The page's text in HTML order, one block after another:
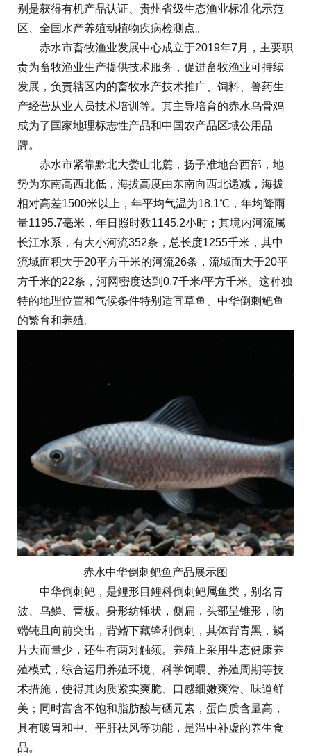
别是获得有机产品认证、贵州省级生态渔业标准化示范
区、全国水产养殖动植物疾病检测点。
赤水市畜牧渔业发展中心成立于2019年7月，主要职
责为畜牧渔业生产提供技术服务，促进畜牧渔业可持续
发展，负责辖区内的畜牧水产技术推广、饲料、兽药生
产经营从业人员技术培训等。其主导培育的赤水乌骨鸡
成为了国家地理标志性产品和中国农产品区域公用品
牌。
赤水市紧靠黔北大娄山北麓，扬子准地台西部，地
势为东南高西北低，海拔高度由东南向西北递减，海拔
相对高差1500米以上，年平均气温为18.1℃，年均降雨
量1195.7毫米，年日照时数1145.2小时；其境内河流属
长江水系，有大小河流352条，总长度1255千米，其中
流域面积大于20平方千米的河流26条，流域面大于20平
方千米的22条，河网密度达到0.7千米/平方千米。这种独
特的地理位置和气候条件特别适宜草鱼、中华倒刺鲃鱼
的繁育和养殖。
赤水中华倒刺鲃鱼产品展示图
中华倒刺鲃，是鲤形目鲤科倒刺鲃属鱼类，别名青
波、乌鳞、青板。身形纺锤状，侧扁，头部呈锥形，吻
端钝且向前突出，背鳍下藏锋利倒刺，其体背青黑，鳞
片大而量少，还生有两对触须。养殖上采用生态健康养
殖模式，综合运用养殖环境、科学饲喂、养殖周期等技
术措施，使得其肉质紧实爽脆、口感细嫩爽滑、味道鲜
美；同时富含不饱和脂肪酸与硒元素，蛋白质含量高，
具有暖胃和中、平肝祛风等功能，是温中补虚的养生食
品。